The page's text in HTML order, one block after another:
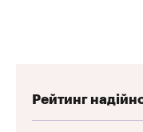
Рейтинг